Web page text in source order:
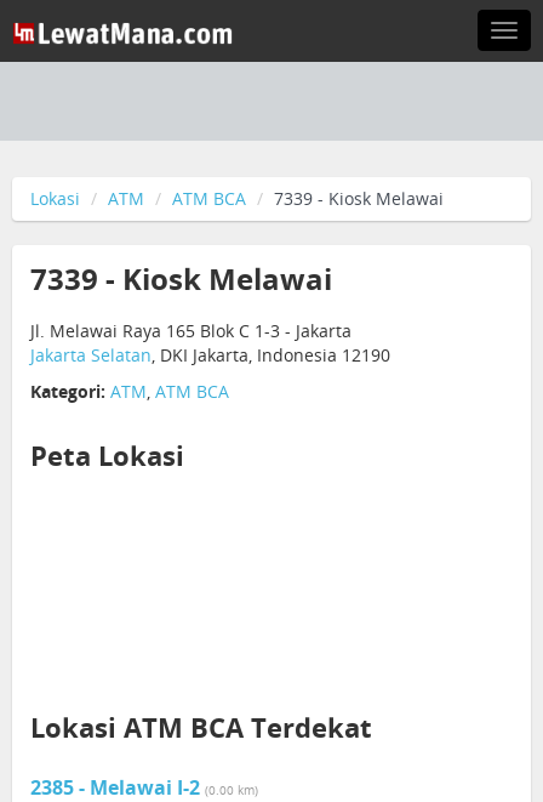
Lokasi ATM ATM BCA 7339 - Kiosk Melawai
7339 - Kiosk Melawai
Jl. Melawai Raya 165 Blok C 1-3 - Jakarta
Jakarta Selatan, DKI Jakarta, Indonesia 12190
Kategori: ATM, ATM BCA
Peta Lokasi
Lokasi ATM BCA Terdekat
2385 - Melawai I-2 (0.00 km)